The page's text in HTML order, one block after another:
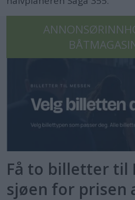
Få to billetter til
sjøen for prisen